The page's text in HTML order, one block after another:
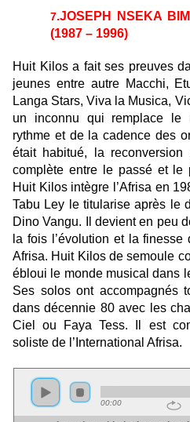
7.JOSEPH NSEKA
(1987 – 1996)
Huit Kilos a fait ses preuves
jeunes entre autre Macchi,
Langa Stars, Viva la Musica,
un inconnu qui remplace le
rythme et de la cadence des
était habitué, la
complète entre le passé et le
Huit Kilos intègre l’Afrisa en
Tabu Ley le titularise après le
Dino Vangu. Il devient en peu
la fois l’évolution et la finesse
Afrisa. Huit Kilos de semoule
ébloui le monde musical dans
Ses solos ont accompagnés
dans décennie 80 avec les
Ciel ou Faya Tess. Il est
soliste de l’International Afrisa.